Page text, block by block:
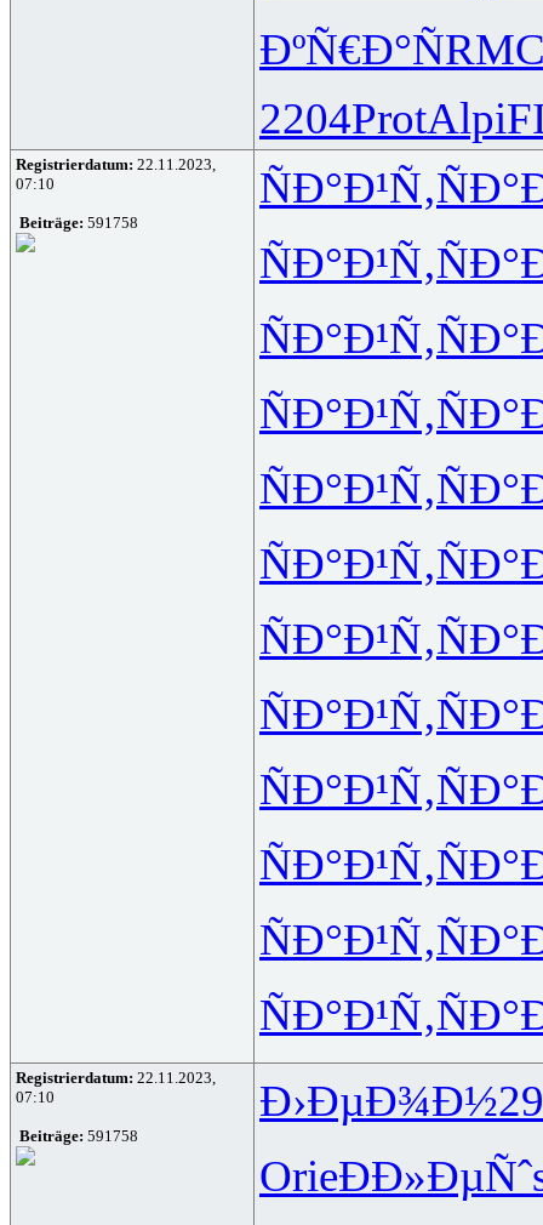
ÐºÑ€Ð°Ñ
2204ProtAlpi
Registrierdatum: 22.11.2023,
07:10
Beiträge: 591758
ÑÐ°Ð¹Ñ‚
ÑÐ°Ð¹Ñ‚
ÑÐ°Ð¹Ñ‚
ÑÐ°Ð¹Ñ‚
ÑÐ°Ð¹Ñ‚
ÑÐ°Ð¹Ñ‚
ÑÐ°Ð¹Ñ‚
ÑÐ°Ð¹Ñ‚
ÑÐ°Ð¹Ñ‚
ÑÐ°Ð¹Ñ‚
ÑÐ°Ð¹Ñ‚
ÑÐ°Ð¹Ñ‚
Registrierdatum: 22.11.2023,
07:10
Beiträge: 591758
Ð›ÐµÐ¾Ð½
OrieÐÐ»ÐµÑˆ